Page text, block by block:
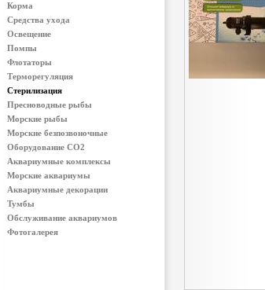
Корма
Средства ухода
Освещение
Помпы
Флотаторы
Терморегуляция
Стерилизация
Пресноводные рыбы
Морские рыбы
Морские безпозвоночные
Оборудование CO2
Аквариумные комплексы
Морские аквариумы
Аквариумные декорации
Тумбы
Обслуживание аквариумов
Фотогалерея